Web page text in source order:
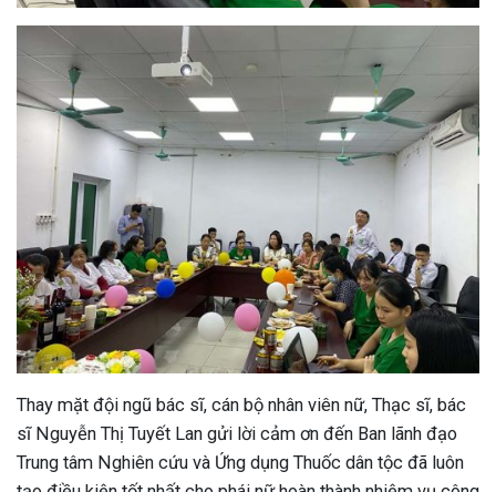
Thay mặt đội ngũ bác sĩ, cán bộ nhân viên nữ, Thạc sĩ, bác
sĩ Nguyễn Thị Tuyết Lan gửi lời cảm ơn đến Ban lãnh đạo
Trung tâm Nghiên cứu và Ứng dụng Thuốc dân tộc đã luôn